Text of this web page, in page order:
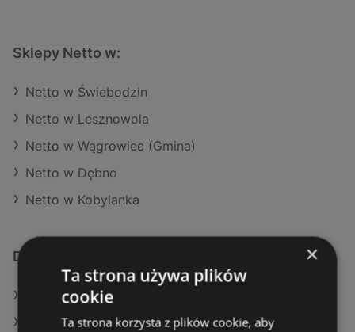
Sklepy Netto w:
Netto w Świebodzin
Netto w Lesznowola
Netto w Wągrowiec (Gmina)
Netto w Dębno
Netto w Kobylanka
Dodatkowe łącza
Oferty Netto
Oferty Dealz
×
Ta strona używa plików
cookie
Ta strona korzysta z plików cookie, aby